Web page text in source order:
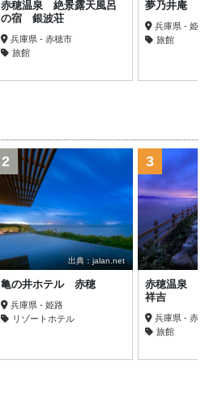
赤穂温泉 絶景露天風呂
の宿 銀波荘
兵庫県 - 赤穂市
旅館
夢乃井庵
兵庫県 - 姫
旅館
出典：jalan.net
2
亀の井ホテル 赤穂
兵庫県 - 姫路
リゾートホテル
3
赤穂温泉
祥吉
兵庫県 - 赤
旅館